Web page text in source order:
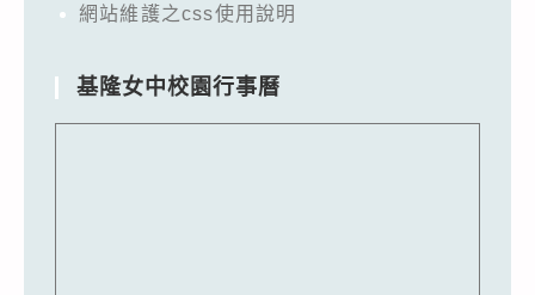
網站維護之css使用說明
基隆女中校園行事曆